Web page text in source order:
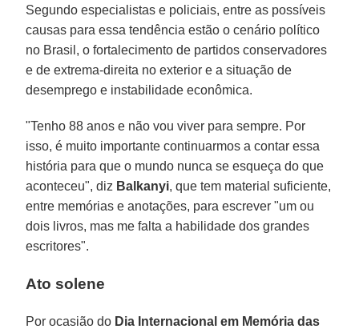
Segundo especialistas e policiais, entre as possíveis
causas para essa tendência estão o cenário político
no Brasil, o fortalecimento de partidos conservadores
e de extrema-direita no exterior e a situação de
desemprego e instabilidade econômica.
"Tenho 88 anos e não vou viver para sempre. Por
isso, é muito importante continuarmos a contar essa
história para que o mundo nunca se esqueça do que
aconteceu", diz Balkanyi, que tem material suficiente,
entre memórias e anotações, para escrever "um ou
dois livros, mas me falta a habilidade dos grandes
escritores".
Ato solene
Por ocasião do Dia Internacional em Memória das